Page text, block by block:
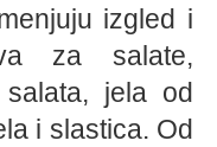
izgled i
za salate,
jela od
i slastica. Od